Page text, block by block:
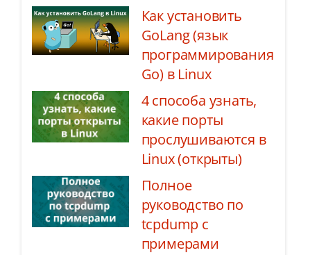
Как установить
GoLang (язык
программирования
Go) в Linux
4 способа узнать,
какие порты
прослушиваются в
Linux (открыты)
Полное
руководство по
tcpdump с
примерами